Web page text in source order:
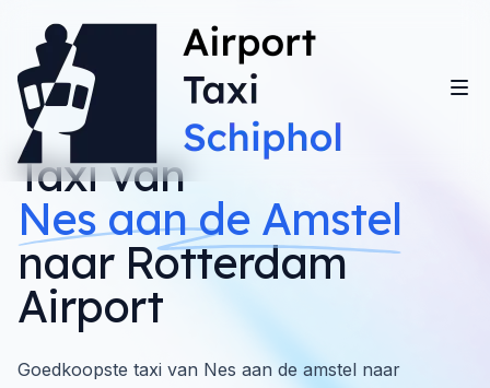
Taxi van
Nes aan de Amstel
naar Rotterdam
Airport
Goedkoopste taxi van Nes aan de amstel naar